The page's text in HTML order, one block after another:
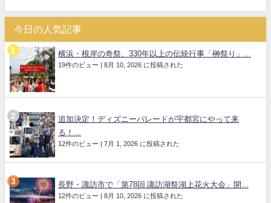
今日の人気記事
横浜・根岸の奇祭、330年以上の伝統行事「榊祭り」...
19件のビュー 8月 10, 2026 に投稿された
追加決定！ディズニーパレードが宇都宮にやって来
る！...
12件のビュー 7月 1, 2026 に投稿された
長野・諏訪市で「第78回 諏訪湖祭湖上花火大会」開...
12件のビュー 8月 10, 2026 に投稿された